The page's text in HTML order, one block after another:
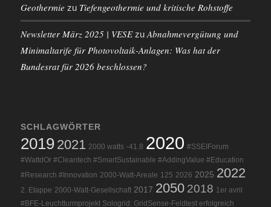
Geothermie zu Tiefengeothermie und kritische Rohstoffe
Newsletter März 2025 | VESEzu Abnahmevergütung und
Minimaltarife für Photovoltaik-Anlagen: Was hat der
Bundesrat für 2026 beschlossen?
SCHLAGWÖRTER
2019 2021 2000 watts -41.8 2020 #SSEIForum
#WattdOr #Cleantech #SmartSustainable #AddingValue #Education
#Research #Innovation 2000-Watt-Areale 125 2026 2025 2022
2. Etappe 2000-Watt-Gesellschaft 2017 2050 2018 1er avril
#BFE-Leuchtturmprojekt Sologrid: GridSense-Feldtest erfolgreich